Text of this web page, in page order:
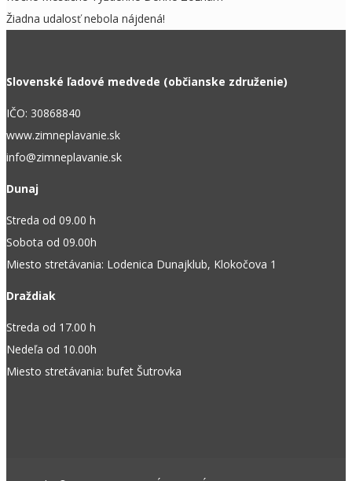
Žiadna udalosť nebola nájdená!
Slovenské ľadové medvede (občianske združenie)
IČO: 30868840
www.zimneplavanie.sk
info@zimneplavanie.sk
Dunaj
Streda od 09.00 h
Sobota od 09.00h
Miesto stretávania: Lodenica Dunajklub, Klokočova 1
Draždiak
Streda od 17.00 h
Nedeľa od 10.00h
Miesto stretávania: bufet Šutrovka